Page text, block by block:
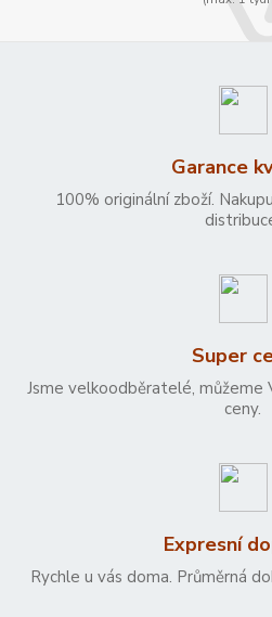
Garance
100% originální zboží.
Super
Jsme velkoodběratelé, můžeme
ceny.
Expresní
Rychle u vás doma. Průměrná